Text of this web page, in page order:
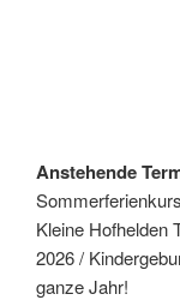
Anstehende
Kleine Hofhelden
2026 /
ganze Jahr!